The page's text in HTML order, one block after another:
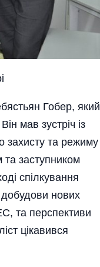
Гобер, який
мав зустріч із
захисту та режиму
заступником
спілкування
нових
та перспективи
цікавився